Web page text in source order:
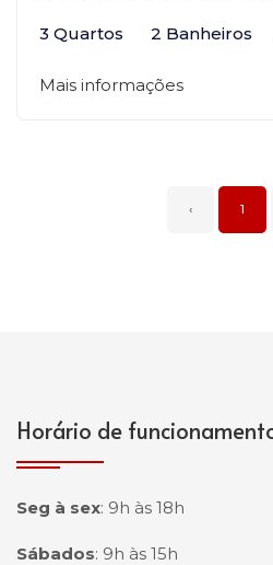
3 Quartos 2 Banheiros
Mais informações
‹ 1
Horário de
Seg à sex: 9h às 18h
Sábados: 9h às 15h